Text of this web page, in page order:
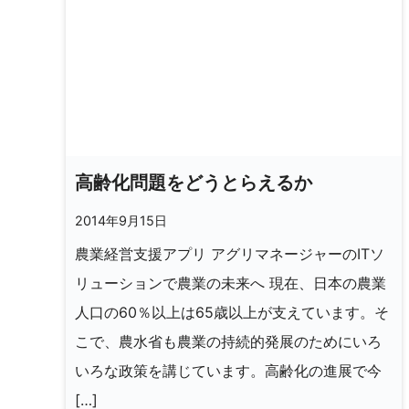
高齢化問題をどうとらえるか
2014年9月15日
農業経営支援アプリ アグリマネージャーのITソ
リューションで農業の未来へ 現在、日本の農業
人口の60％以上は65歳以上が支えています。そ
こで、農水省も農業の持続的発展のためにいろ
いろな政策を講じています。高齢化の進展で今
[…]